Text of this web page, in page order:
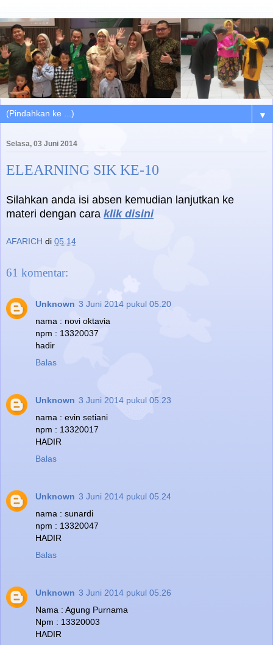
▼
Selasa, 03 Juni 2014
ELEARNING SIK KE-10
Silahkan anda isi absen kemudian lanjutkan ke
materi dengan cara klik disini
AFARICH di 05.14
61 komentar:
Unknown 3 Juni 2014 pukul 05.20
nama : novi oktavia
npm : 13320037
hadir
Balas
Unknown 3 Juni 2014 pukul 05.23
nama : evin setiani
npm : 13320017
HADIR
Balas
Unknown 3 Juni 2014 pukul 05.24
nama : sunardi
npm : 13320047
HADIR
Balas
Unknown 3 Juni 2014 pukul 05.26
Nama : Agung Purnama
Npm : 13320003
HADIR